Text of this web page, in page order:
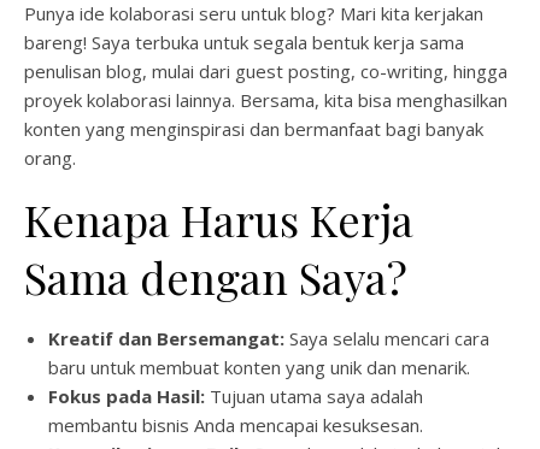
Punya ide kolaborasi seru untuk blog? Mari kita kerjakan
bareng! Saya terbuka untuk segala bentuk kerja sama
penulisan blog, mulai dari guest posting, co-writing, hingga
proyek kolaborasi lainnya. Bersama, kita bisa menghasilkan
konten yang menginspirasi dan bermanfaat bagi banyak
orang.
Kenapa Harus Kerja
Sama dengan Saya?
Kreatif dan Bersemangat: Saya selalu mencari cara
baru untuk membuat konten yang unik dan menarik.
Fokus pada Hasil: Tujuan utama saya adalah
membantu bisnis Anda mencapai kesuksesan.